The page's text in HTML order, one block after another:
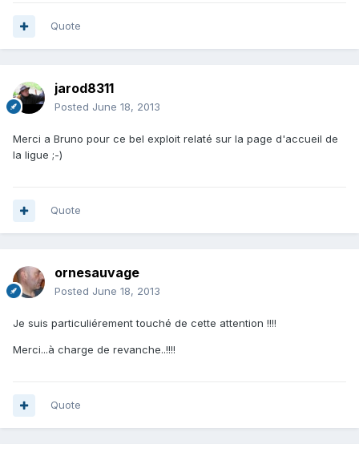
Quote
jarod8311
Posted June 18, 2013
Merci a Bruno pour ce bel exploit relaté sur la page d'accueil de
la ligue ;-)
Quote
ornesauvage
Posted June 18, 2013
Je suis particuliérement touché de cette attention !!!!
Merci...à charge de revanche..!!!!
Quote